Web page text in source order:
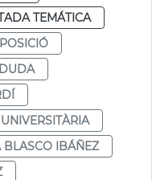
TEMÁTICA
BLASCO IBÁÑEZ